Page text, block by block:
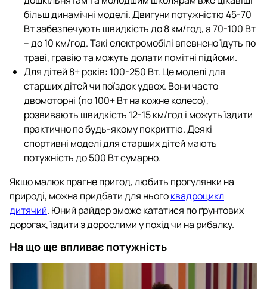
більш динамічні моделі. Двигуни потужністю 45-70
Вт забезпечують швидкість до 8 км/год, а 70-100 Вт
– до 10 км/год. Такі електромобілі впевнено їдуть по
траві, гравію та можуть долати помітні підйоми.
Для дітей 8+ років: 100-250 Вт. Це моделі для
старших дітей чи поїздок удвох. Вони часто
двомоторні (по 100+ Вт на кожне колесо),
розвивають швидкість 12-15 км/год і можуть їздити
практично по будь-якому покриттю. Деякі
спортивні моделі для старших дітей мають
потужність до 500 Вт сумарно.
Якщо малюк прагне пригод, любить прогулянки на
природі, можна придбати для ньогоквадроцикл
дитячий. Юний райдер зможе кататися по ґрунтових
дорогах, їздити з дорослими у похід чи на рибалку.
На що ще впливає потужність